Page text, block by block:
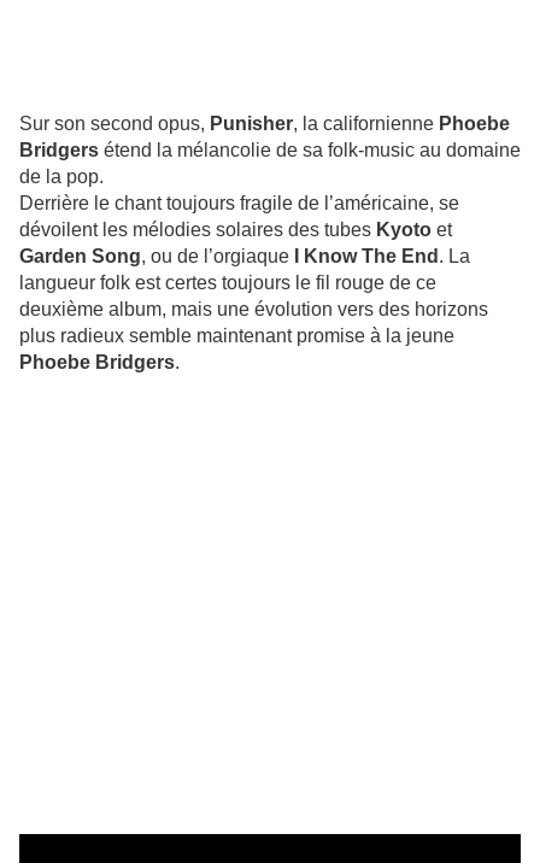
Sur son second opus, Punisher, la californienne Phoebe
Bridgers étend la mélancolie de sa folk-music au domaine
de la pop.
Derrière le chant toujours fragile de l’américaine, se
dévoilent les mélodies solaires des tubes Kyoto et
Garden Song, ou de l’orgiaque I Know The End . La
langueur folk est certes toujours le fil rouge de ce
deuxième album, mais une évolution vers des horizons
plus radieux semble maintenant promise à la jeune
Phoebe Bridgers.